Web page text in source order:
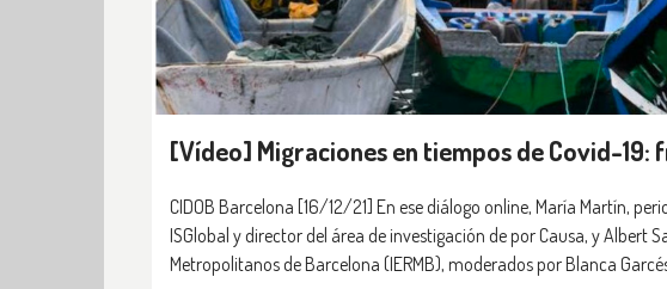
[Vídeo] Migraciones en tiempos de Covid-
CIDOB Barcelona [16/12/21] En ese diálogo online, María Martín,
ISGlobal y director del área de investigación de por Causa, y Albert
Metropolitanos de Barcelona (IERMB), moderados por Blanca